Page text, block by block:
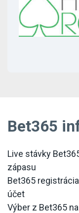
Bet365
Live stávky
zápasu
Bet365
účet
Výber z Bet365